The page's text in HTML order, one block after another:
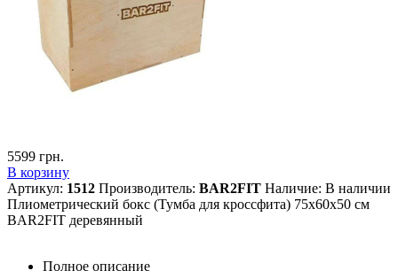
5599 грн.
В корзину
Артикул: 1512 Производитель: BAR2FIT Наличие: В наличии
Плиометрический бокс (Тумба для кроссфита) 75х60х50 см
BAR2FIT деревянный
Полное описание